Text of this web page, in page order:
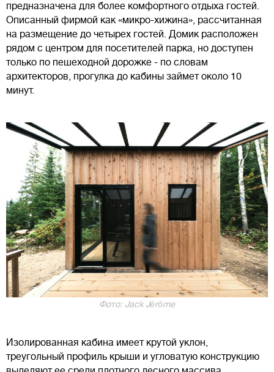
предназначена для более комфортного отдыха гостей.
Описанный фирмой как «микро-хижина», рассчитанная
на размещение до четырех гостей. Домик расположен
рядом с центром для посетителей парка, но доступен
только по пешеходной дорожке - по словам
архитекторов, прогулка до кабины займет около 10
минут.
Фото: Jack Jérôme
Изолированная кабина имеет крутой уклон,
треугольный профиль крыши и угловатую конструкцию